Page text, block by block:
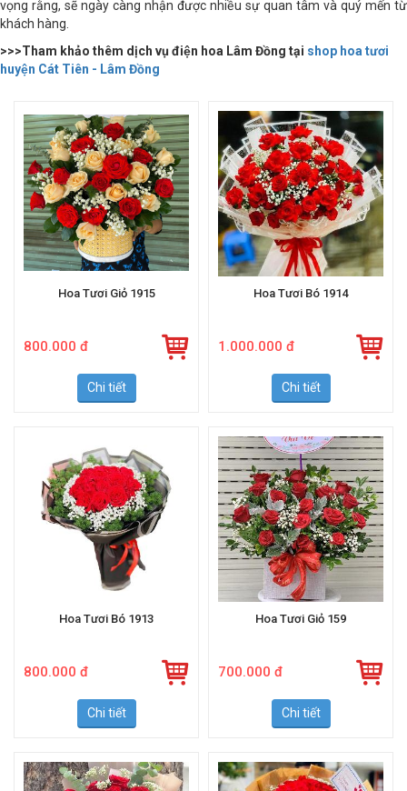
vọng rằng, sẽ ngày càng nhận được nhiều sự quan tâm và quý mến từ
khách hàng.
>>>Tham khảo thêm dịch vụ điện hoa Lâm Đồng tại
shop hoa tươi
huyện Cát Tiên - Lâm Đồng
Chi tiết Chi tiết
Chi tiết Chi tiết